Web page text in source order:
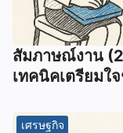
สัมภาษณ์งาน
เทคนิคเตรียมใ
เศรษฐกิจ